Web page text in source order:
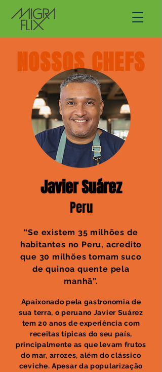
NOSSOS CHEFS
Javier Suárez
Peru
“Se existem 35 milhões de
habitantes no Peru, acredito
que 30 milhões tomam suco
de quinoa quente pela
manhã”.
Apaixonado pela gastronomia de
sua terra, o peruano Javier Suárez
tem 20 anos de experiência com
receitas típicas do seu país,
principalmente as que levam frutos
do mar, arrozes, além do clássico
ceviche. Apesar da popularização